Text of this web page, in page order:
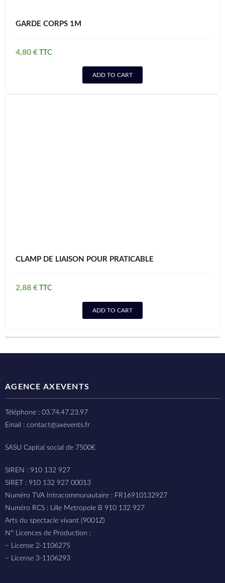
GARDE CORPS 1M
4,80 €
ADD TO CART
CLAMP DE LIAISON POUR PRATICABLE
2,88 €
ADD TO CART
AGENCE AXEVENTS
Téléphone : 03.74.47.23.97
Email : contact@axevents.fr
SASU Capital social de 7500€
SIREN : 910 132 927
SIRET : 910 132 927 00013
Numéro TVA Intracommunautaire : FR16910132927
Numéro RCS : Lille Metropole B 910 132 927
Arts du spectacle vivant (9001Z)
N° Licences de Production :
– License 2-1106275
– License 3-1106293